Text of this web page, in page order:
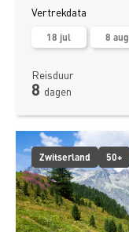
Vertrekdata
18 jul 8 aug
Reisduur
8 dagen
Zwitserland 50+